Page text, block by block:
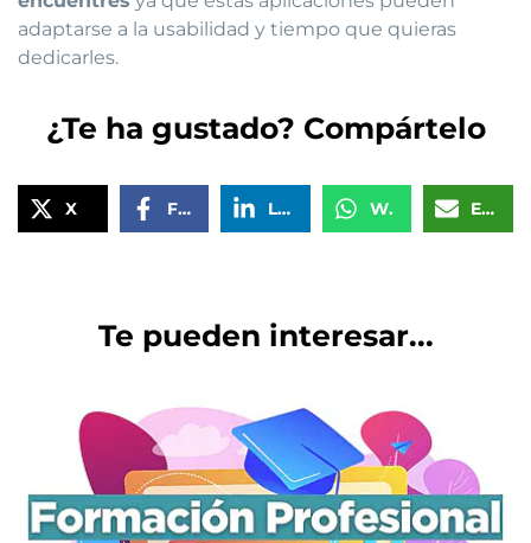
adaptarse a la usabilidad y tiempo que quieras
dedicarles.
¿Te ha gustado? Compártelo
X Facebook LinkedIn WhatsApp Email
Te pueden interesar...